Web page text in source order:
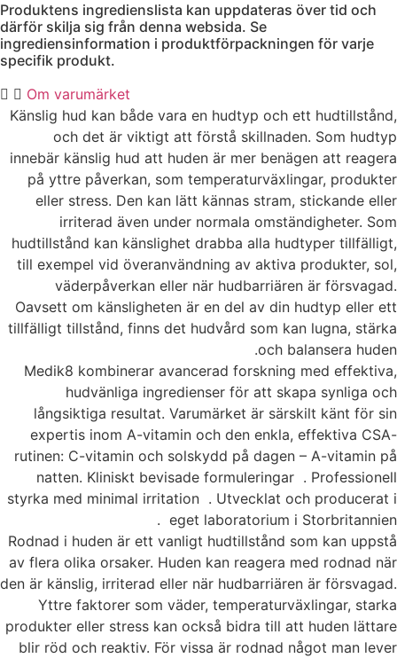
Produktens ingredienslista kan uppdateras över tid och
därför skilja sig från denna websida. Se
ingrediensinformation i produktförpackningen för varje
specifik produkt.
Om varumärket
Känslig hud kan både vara en hudtyp och ett hudtillstånd,
och det är viktigt att förstå skillnaden. Som hudtyp
innebär känslig hud att huden är mer benägen att reagera
på yttre påverkan, som temperaturväxlingar, produkter
eller stress. Den kan lätt kännas stram, stickande eller
irriterad även under normala omständigheter. Som
hudtillstånd kan känslighet drabba alla hudtyper tillfälligt,
till exempel vid överanvändning av aktiva produkter, sol,
väderpåverkan eller när hudbarriären är försvagad.
Oavsett om känsligheten är en del av din hudtyp eller ett
tillfälligt tillstånd, finns det hudvård som kan lugna, stärka
och balansera huden.
Medik8 kombinerar avancerad forskning med effektiva,
hudvänliga ingredienser för att skapa synliga och
långsiktiga resultat. Varumärket är särskilt känt för sin
expertis inom A-vitamin och den enkla, effektiva CSA-
rutinen: C-vitamin och solskydd på dagen – A-vitamin på
natten. Kliniskt bevisade formuleringar . Professionell
styrka med minimal irritation . Utvecklat och producerat i
eget laboratorium i Storbritannien .
Rodnad i huden är ett vanligt hudtillstånd som kan uppstå
av flera olika orsaker. Huden kan reagera med rodnad när
den är känslig, irriterad eller när hudbarriären är försvagad.
Yttre faktorer som väder, temperaturväxlingar, starka
produkter eller stress kan också bidra till att huden lättare
blir röd och reaktiv. För vissa är rodnad något man lever